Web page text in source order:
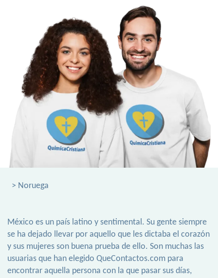
> Noruega
México es un país latino y sentimental. Su gente siempre
se ha dejado llevar por aquello que les dictaba el corazón
y sus mujeres son buena prueba de ello. Son muchas las
usuarias que han elegido QueContactos.com para
encontrar aquella persona con la que pasar sus días,